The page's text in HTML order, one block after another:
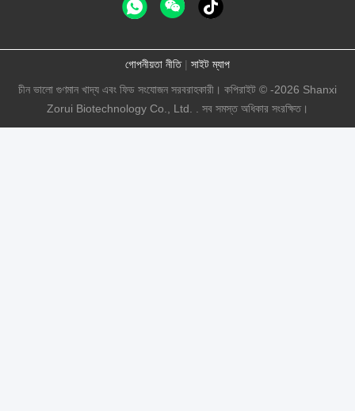
গোপনীয়তা নীতি| সাইট ম্যাপ
চীন ভালো গুণমান খাদ্য এবং ফিড সংযোজন সরবরাহকারী। কপিরাইট © -2026 Shanxi
Zorui Biotechnology Co., Ltd. . সব সমস্ত অধিকার সংরক্ষিত।